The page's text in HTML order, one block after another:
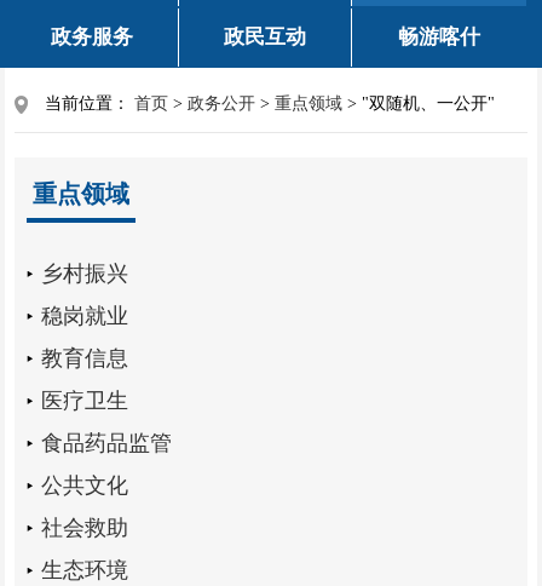
政务服务 政民互动 畅游喀什
当前位置：首页 >政务公开 >重点领域 > "双随机、一公开"
重点领域
乡村振兴
稳岗就业
教育信息
医疗卫生
食品药品监管
公共文化
社会救助
生态环境